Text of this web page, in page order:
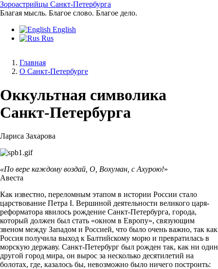
Перейти
к
содержанию
Зороастрийцы Санкт-Петербурга
Благая мысль. Благое слово. Благое дело.
English
Rus
Строка
навигации
Главная
O Санкт-Петербурге
Оккультная символика
Санкт-Петербурга
Лариса Захарова
«По вере каждому воздай, О, Вохуман, с Ахурою!»
Авеста
Как известно, переломным этапом в истории России стало
царствование Петра I. Вершиной деятельности великого царя-
реформатора явилось рождение Санкт-Петербурга, города,
который должен был стать «окном в Европу», связующим
звеном между Западом и Россией, что было очень важно, так как
Россия получила выход к Балтийскому морю и превратилась в
морскую державу. Санкт-Петербург был рожден так, как ни один
другой город мира, он вырос за несколько десятилетий на
болотах, где, казалось бы, невозможно было ничего построить: